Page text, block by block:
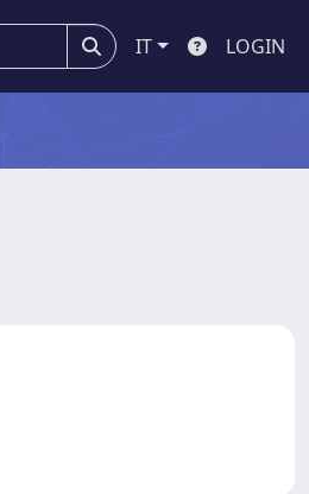
IT LOGIN